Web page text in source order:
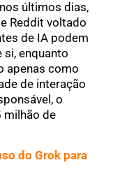
nos últimos dias,
Reddit voltado
de IA podem
enquanto
apenas como
de interação
o
milhão de
do Grok para